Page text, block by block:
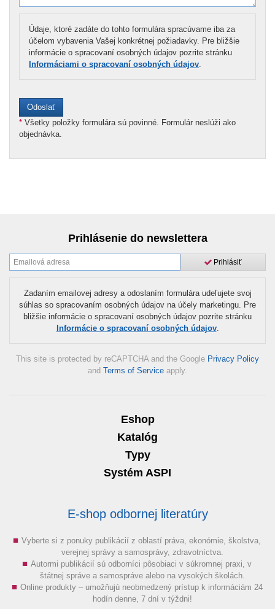
Údaje, ktoré zadáte do tohto formulára spracúvame iba za
účelom vybavenia Vašej konkrétnej požiadavky. Pre bližšie
informácie o spracovaní osobných údajov pozrite stránku
Informáciami o spracovaní osobných údajov
* Všetky položky formulára sú povinné. Formulár neslúži ako
objednávka.
Prihlásenie do newslettera
Prihlásiť
Zadaním emailovej adresy a odoslaním formulára udeľujete svoj
súhlas so spracovaním osobných údajov na účely marketingu. Pre
bližšie informácie o spracovaní osobných údajov pozrite stránku
Informácie o spracovaní osobných údajov.
This site is protected by reCAPTCHA and the Google Privacy Policy
and Terms of Service apply.
Eshop
Katalóg
Typy
Systém ASPI
E-shop odbornej literatúry
Vyberte si z ponuky publikácií z oblastí práva, ekonómie, školstva,
verejnej správy a samosprávy, zdravotníctva.
Autormi publikácií sú odborníci pôsobiaci v súkromnej praxi, v
štátnej správe a samospráve alebo na vysokých školách.
Online produkty – umožňujú neobmedzený prístup k informáciám 24
hodín denne, 7 dní v týždni!